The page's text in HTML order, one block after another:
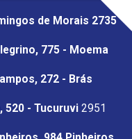
de Morais 2735
775 - Moema
272 - Brás
520 - Tucuruvi 2951